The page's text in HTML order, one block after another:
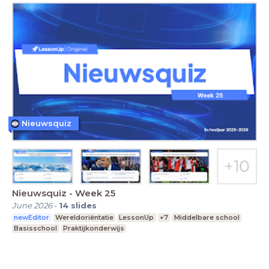
Nieuwsquiz - Week 25
June 2026- 14 slides
newEditor Wereldoriëntatie LessonUp +7
Middelbare school
Basisschool
Praktijkonderwijs
Nieuwsquiz